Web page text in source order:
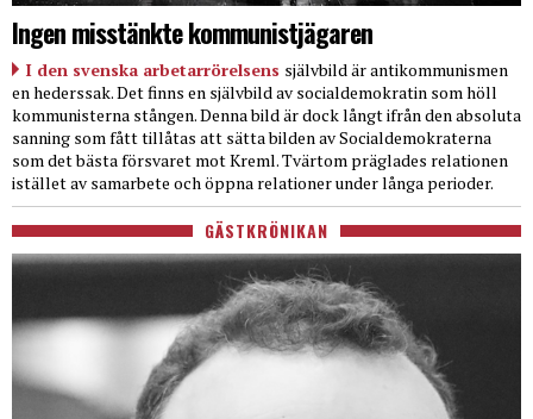
Ingen misstänkte kommunistjägaren
I den svenska arbetarrörelsens självbild är antikommunismen
en hederssak. Det finns en självbild av socialdemokratin som höll
kommunisterna stången. Denna bild är dock långt ifrån den absoluta
sanning som fått tillåtas att sätta bilden av Socialdemokraterna
som det bästa försvaret mot Kreml. Tvärtom präglades relationen
istället av samarbete och öppna relationer under långa perioder.
GÄSTKRÖNIKAN